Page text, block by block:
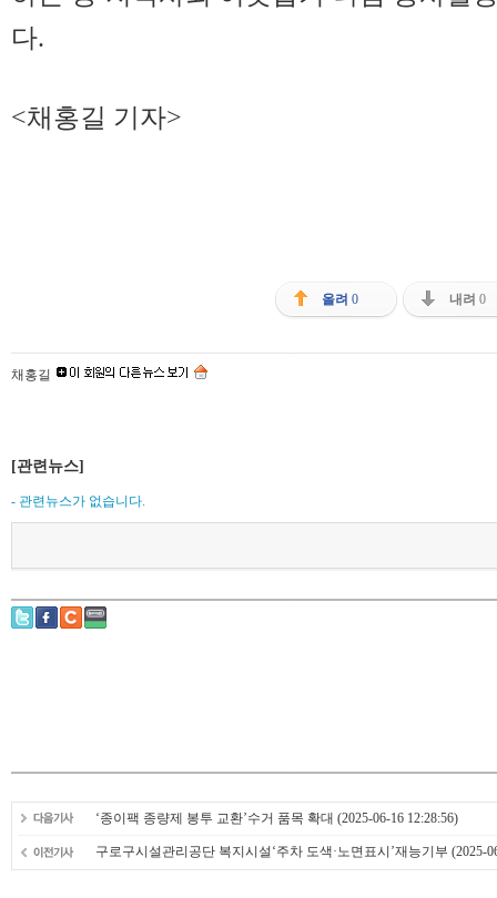
다.
<채홍길 기자>
올려 0 내려 0
채홍길
[관련뉴스]
- 관련뉴스가 없습니다.
‘종이팩 종량제 봉투 교환’수거 품목 확대 (2025-06-16 12:28:56)
구로구시설관리공단 복지시설‘주차 도색·노면표시’재능기부 (2025-